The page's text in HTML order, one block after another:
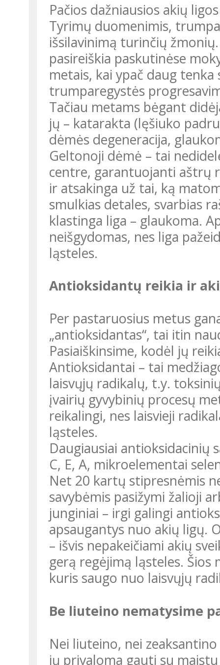
Pačios dažniausios akių ligos – trumparegystė ir toliaregystė.
Tyrimų duomenimis,
išsilavinimą turinčių
pasireiškia paskutinėse
metais, kai ypač daug
trumparegystės
Tačiau metams bėgant
jų – katarakta (lęšiuko
dėmės degeneracija,
Geltonoji dėmė – tai nedidelė sritis pačiame akies tinklainės
centre, garantuojanti aštrų
ir atsakinga už tai, ką
smulkias detales, svarbias
klastinga liga – glaukoma.
neišgydomas, nes liga
ląsteles.
Antioksidantų reikia ir
Per pastaruosius metus gana dažnai girdime žodį
„antioksidantas“, tai itin
Pasiaiškinsime, kodėl jų
Antioksidantai – tai medžiagos, kurios apsaugo nuo žalingo
laisvųjų radikalų, t.y.
įvairių gyvybinių procesų
reikalingi, nes laisvieji
ląsteles.
Daugiausiai antioksidacinių savybių turi beta karotinas, vitaminai
C, E, A, mikroelementai
Net 20 kartų stipresnėmis
savybėmis pasižymi žalioji
junginiai – irgi galingi
apsaugantys nuo akių ligų.
– išvis nepakeičiami akių
gerą regėjimą ląsteles. Šios
kuris saugo nuo laisvųjų
Be liuteino nematysime
Nei liuteino, nei zeaksantino pats organizmas nepagamina, todėl
jų privaloma gauti su